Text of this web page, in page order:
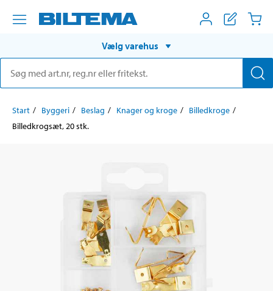
Vælg varehus
Start Byggeri Beslag Knager og kroge
Billedkroge
Billedkrogsæt, 20 stk.